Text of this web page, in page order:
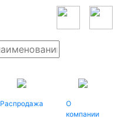
Распродажа
О
компании